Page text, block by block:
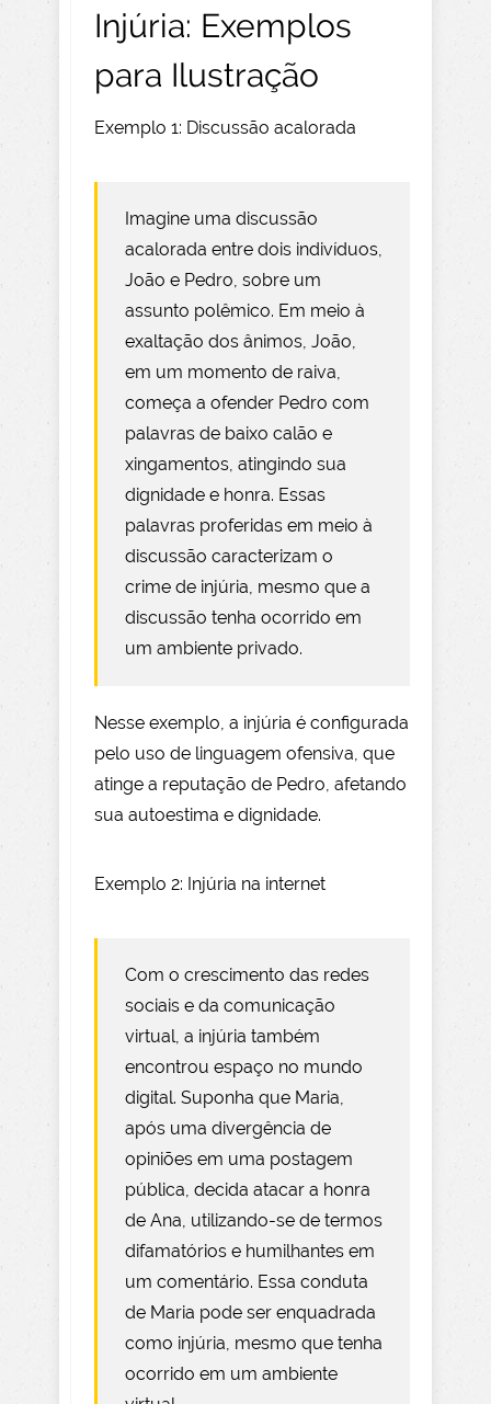
Injúria: Exemplos
para Ilustração
Exemplo 1: Discussão acalorada
Imagine uma discussão
acalorada entre dois indivíduos,
João e Pedro, sobre um
assunto polêmico. Em meio à
exaltação dos ânimos, João,
em um momento de raiva,
começa a ofender Pedro com
palavras de baixo calão e
xingamentos, atingindo sua
dignidade e honra. Essas
palavras proferidas em meio à
discussão caracterizam o
crime de injúria, mesmo que a
discussão tenha ocorrido em
um ambiente privado.
Nesse exemplo, a injúria é configurada
pelo uso de linguagem ofensiva, que
atinge a reputação de Pedro, afetando
sua autoestima e dignidade.
Exemplo 2: Injúria na internet
Com o crescimento das redes
sociais e da comunicação
virtual, a injúria também
encontrou espaço no mundo
digital. Suponha que Maria,
após uma divergência de
opiniões em uma postagem
pública, decida atacar a honra
de Ana, utilizando-se de termos
difamatórios e humilhantes em
um comentário. Essa conduta
de Maria pode ser enquadrada
como injúria, mesmo que tenha
ocorrido em um ambiente